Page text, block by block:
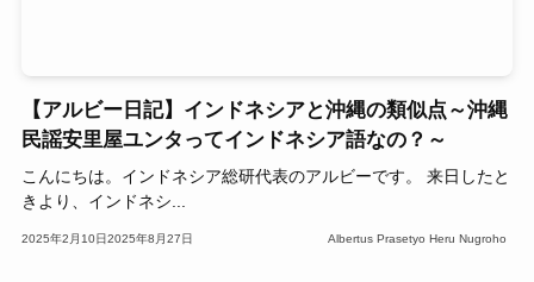
【アルビー日記】インドネシアと沖縄の類似点～沖縄
民謡安里屋ユンタってインドネシア語なの？～
こんにちは。インドネシア総研代表のアルビーです。 来日したと
きより、インドネシ...
2025年2月10日2025年8月27日 Albertus Prasetyo Heru Nugroho